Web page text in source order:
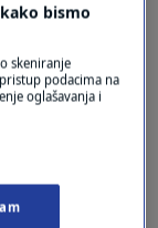
stol o
da bi trebao
Ovaj
bismo
skeniranje
podacima na
oglašavanja i